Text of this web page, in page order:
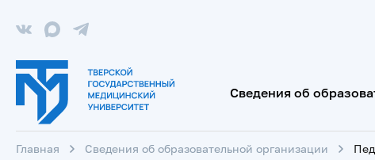
Сведения об
Главная Сведения об образовательной организации